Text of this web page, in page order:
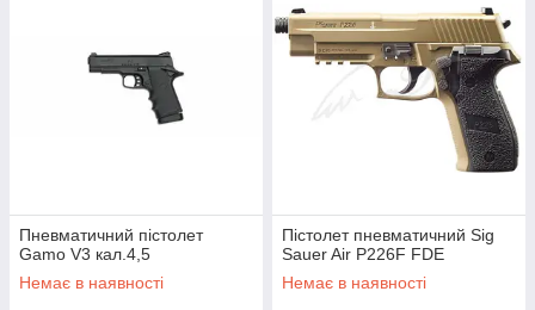
Пневматичний пістолет
Gamo V3 кал.4,5
Немає в наявності
Пістолет пневматичний Sig
Sauer Air P226F FDE
Немає в наявності